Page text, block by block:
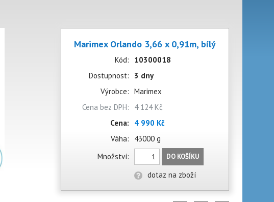
Marimex Orlando 3,66 x 0,91m, bílý
Kód:
10300018
Dostupnost:
3 dny
Výrobce: Marimex
Cena bez DPH:
4 124 Kč
Cena:
4 990 Kč
Váha:
43000 g
Množství:
DO KOŠÍKU
dotaz na zboží